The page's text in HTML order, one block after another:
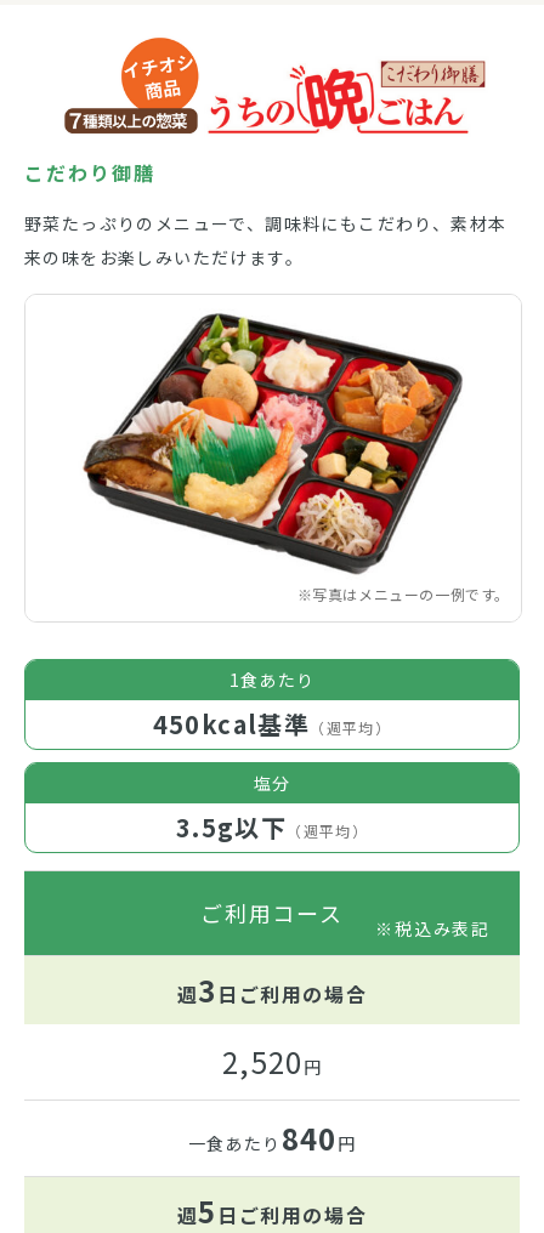
こだわり御膳
野菜たっぷりのメニューで、調味料にもこだわり、素材本
来の味をお楽しみいただけます。
写真はメニューの一例です。
1食あたり
450kcal基準 （週平均）
塩分
3.5g以下 （週平均）
ご利用コース ※税込み表記
週3 日 ご利用の場合
2,520 円
一食あたり 840 円
週5 日 ご利用の場合